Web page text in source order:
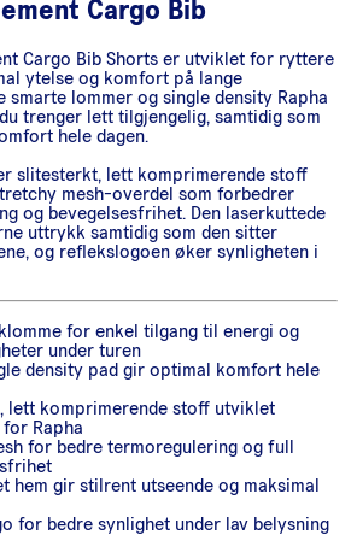
Cargo Bib
Cargo Bib Shorts er utviklet for ryttere
ytelse og komfort på lange
smarte lommer og single density Rapha
trenger lett tilgjengelig, samtidig som
hele dagen.
slitesterkt, lett komprimerende stoff
mesh-overdel som forbedrer
og bevegelsesfrihet. Den laserkuttede
uttrykk samtidig som den sitter
og reflekslogoen øker synligheten i
for enkel tilgang til energi og
under turen
density pad gir optimal komfort hele
lett komprimerende stoff utviklet
Rapha
for bedre termoregulering og full
hem gir stilrent utseende og maksimal
for bedre synlighet under lav belysning